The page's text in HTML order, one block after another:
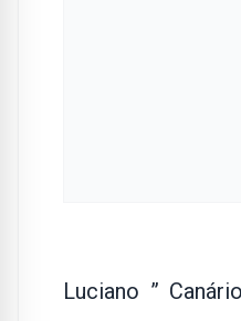
Luciano ”